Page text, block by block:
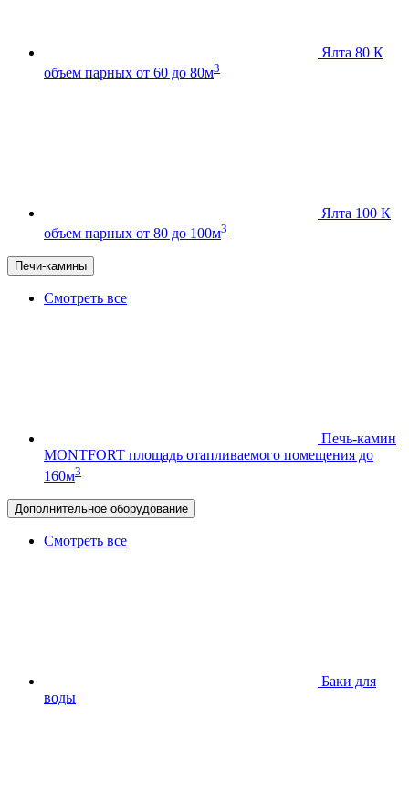
Ялта 80 К
объем парных от 60 до 80м3
Ялта 100 К
объем парных от 80 до 100м3
Печи-камины
Смотреть все
Печь-камин
MONTFORT площадь отапливаемого помещения до
160м3
Дополнительное оборудование
Смотреть все
Баки для
воды